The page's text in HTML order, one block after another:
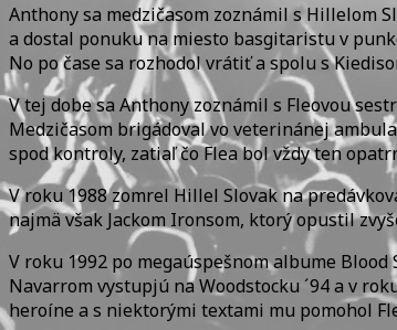
Anthony sa medzičasom zoznámil s Hillelom
a dostal ponuku na miesto basgitaristu v
No po čase sa rozhodol vrátiť a spolu s
V tej dobe sa Anthony zoznámil s Fleovou
Medzičasom brigádoval vo veterinánej
spod kontroly, zatiaľ čo Flea bol vždy ten
V roku 1988 zomrel Hillel Slovak na
najmä však Jackom Ironsom, ktorý opustil
V roku 1992 po megaúspešnom albume
Navarrom vystupjú na Woodstocku ´94 a v
heroíne a s niektorými textami mu pomohol